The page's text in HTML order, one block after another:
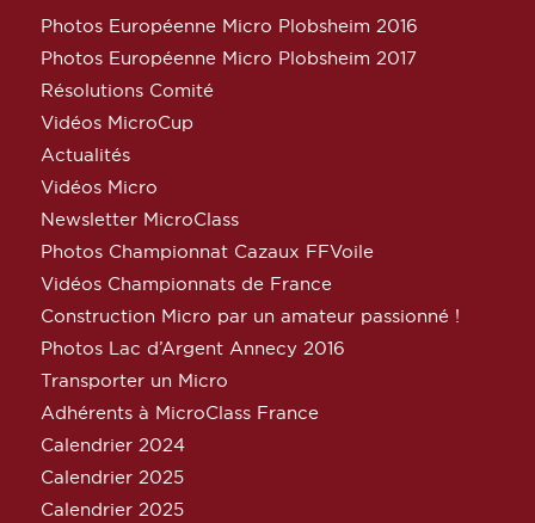
Photos Européenne Micro Plobsheim 2016
Photos Européenne Micro Plobsheim 2017
Résolutions Comité
Vidéos MicroCup
Actualités
Vidéos Micro
Newsletter MicroClass
Photos Championnat Cazaux FFVoile
Vidéos Championnats de France
Construction Micro par un amateur passionné !
Photos Lac d’Argent Annecy 2016
Transporter un Micro
Adhérents à MicroClass France
Calendrier 2024
Calendrier 2025
Calendrier 2025